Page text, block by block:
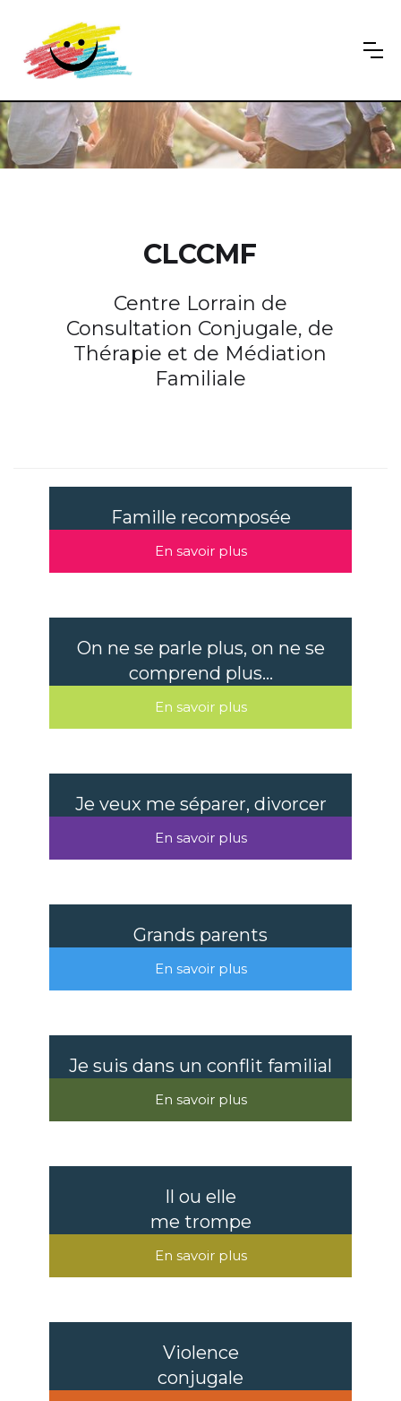
CLCCMF
Centre Lorrain de
Consultation Conjugale, de
Thérapie et de Médiation
Familiale
Famille recomposée
En savoir plus
On ne se parle plus, on ne se
comprend plus...
En savoir plus
Je veux me séparer, divorcer
En savoir plus
Grands parents
En savoir plus
Je suis dans un conflit familial
En savoir plus
Il ou elle
me trompe
En savoir plus
Violence
conjugale